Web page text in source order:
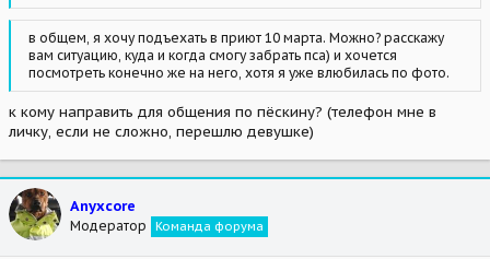
в общем, я хочу подъехать в приют 10 марта. Можно? расскажу
вам ситуацию, куда и когда смогу забрать пса) и хочется
посмотреть конечно же на него, хотя я уже влюбилась по фото.
к кому направить для общения по пёскину? (телефон мне в
личку, если не сложно, перешлю девушке)
Anyxcore
Модератор Команда форума